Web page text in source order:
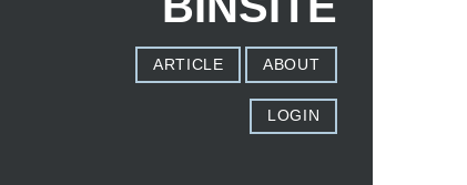
ARTICLE ABOUT
LOGIN